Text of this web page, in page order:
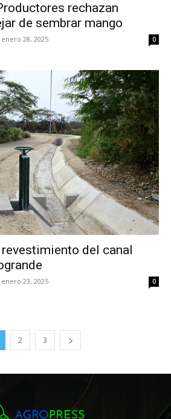
rechazan
de sembrar mango
enero 28, 2025 0
del canal
enero 23, 2025 0
2 3